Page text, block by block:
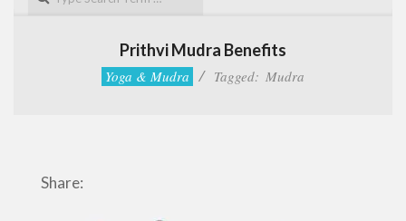
Prithvi Mudra Benefits
Yoga & Mudra Tagged: Mudra
Share: